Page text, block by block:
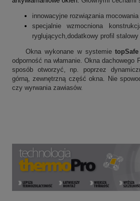
innowacyjne rozwiązania
specjalnie wzmocniona
ryglujących,dodatkowy profil
Okna wykonane w systemietopSafe
odporność na włamanie. Okna dachowego
sposób otworzyć, np. poprzez
górną, zewnętrzną część okna. Nie
czy wyrwania zawiasów.